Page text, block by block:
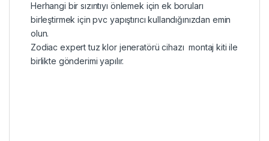
Herhangi bir sızıntıyı önlemek için ek boruları
birleştirmek için pvc yapıştırıcı kullandığınızdan emin
olun.
Zodiac expert tuz klor jeneratörü cihazı montaj kiti ile
birlikte gönderimi yapılır.